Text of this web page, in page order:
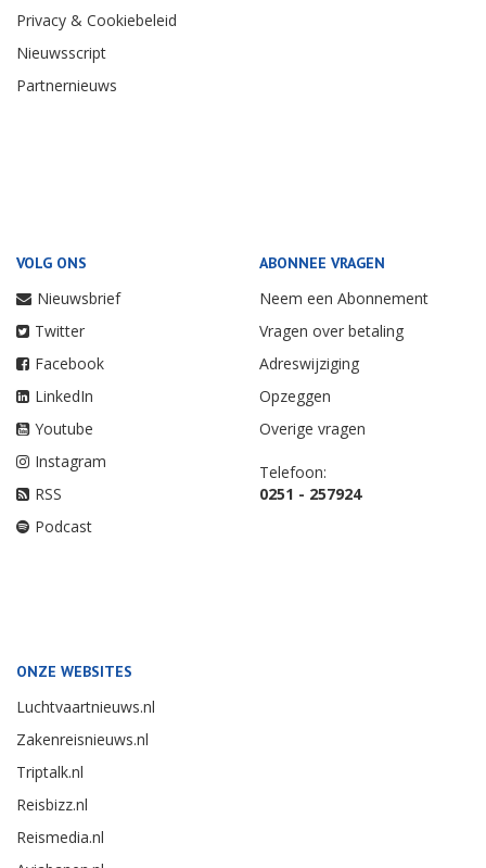
Privacy & Cookiebeleid
Nieuwsscript
Partnernieuws
VOLG ONS
Nieuwsbrief
Twitter
Facebook
LinkedIn
Youtube
Instagram
RSS
Podcast
ABONNEE VRAGEN
Neem een Abonnement
Vragen over betaling
Adreswijziging
Opzeggen
Overige vragen
Telefoon:
0251 - 257924
ONZE WEBSITES
Luchtvaartnieuws.nl
Zakenreisnieuws.nl
Triptalk.nl
Reisbizz.nl
Reismedia.nl